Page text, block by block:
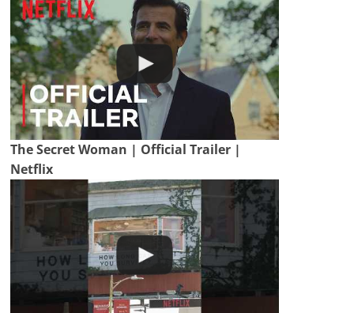
The Secret Woman | Official Trailer |
Netflix